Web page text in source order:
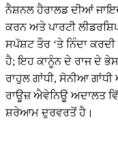
ਨੈਸ਼ਨਲ ਹੈਰਾਲਡ ਦੀਆਂ
ਕਰਨ ਅਤੇ ਪਾਰਟੀ
ਸਪੱਸ਼ਟ ਤੌਰ ‘ਤੇ ਨਿੰਦਾ
ਹੈ; ਇਹ ਕਾਨੂੰਨ ਦੇ ਰਾਜ ਦੇ
ਰਾਹੁਲ ਗਾਂਧੀ, ਸੋਨੀਆ ਗਾਂਧੀ
ਰਾਊਜ਼ ਐਵੇਨਿਊ ਅਦਾਲਤ
ਸ਼ਰੇਆਮ ਦੁਰਵਰਤੋਂ ਹੈ।